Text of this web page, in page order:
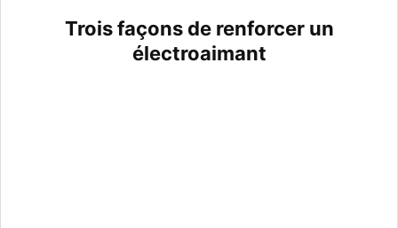
Trois façons de renforcer un
électroaimant